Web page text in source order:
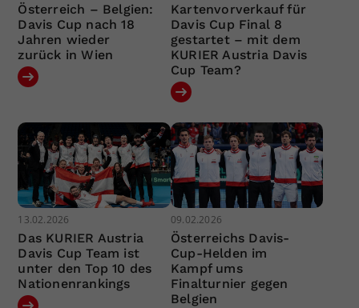
Österreich – Belgien:
Davis Cup nach 18
Jahren wieder
zurück in Wien
Kartenvorverkauf für
Davis Cup Final 8
gestartet – mit dem
KURIER Austria Davis
Cup Team?
13.02.2026
Das KURIER Austria
Davis Cup Team ist
unter den Top 10 des
Nationenrankings
09.02.2026
Österreichs Davis-
Cup-Helden im
Kampf ums
Finalturnier gegen
Belgien